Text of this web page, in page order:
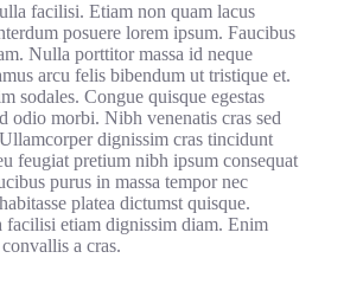
facilisi. Etiam non quam lacus
posuere lorem ipsum. Faucibus
Nulla porttitor massa id neque
arcu felis bibendum ut tristique et.
sodales. Congue quisque egestas
odio morbi. Nibh venenatis cras sed
dignissim cras tincidunt
feugiat pretium nibh ipsum consequat
purus in massa tempor nec
platea dictumst quisque.
facilisi etiam dignissim diam. Enim
a cras.